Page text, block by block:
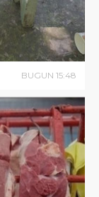
BUGUN 15:48